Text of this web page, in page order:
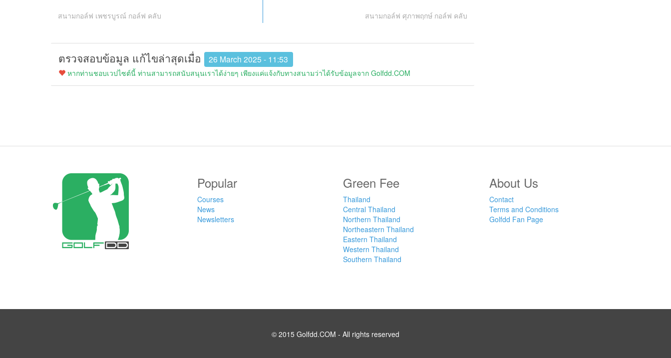
สนามกอล์ฟ เพชรบูรณ์ กอล์ฟ คลับ สนามกอล์ฟ ศุภาพฤกษ์ กอล์ฟ คลับ
ตรวจสอบข้อมูล แก้ไขล่าสุดเมื่อ 26 March 2025 - 11:53
หากท่านชอบเวปไซต์นี้ ท่านสามารถสนับสนุนเราได้ง่ายๆ เพียงแค่แจ้งกับทางสนามว่าได้รับข้อมูลจาก Golfdd.COM
Popular
Courses
News
Newsletters
Green Fee
Thailand
Central Thailand
Northern Thailand
Northeastern Thailand
Eastern Thailand
Western Thailand
Southern Thailand
About Us
Contact
Terms and Conditions
Golfdd Fan Page
© 2015 Golfdd.COM - All rights reserved